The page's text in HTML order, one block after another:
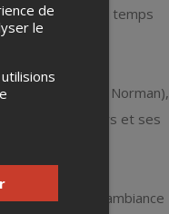
de l'année : le temps
Grenier (Patrick Norman),
ses souvenirs et ses
droit dans l'ambiance
de
le